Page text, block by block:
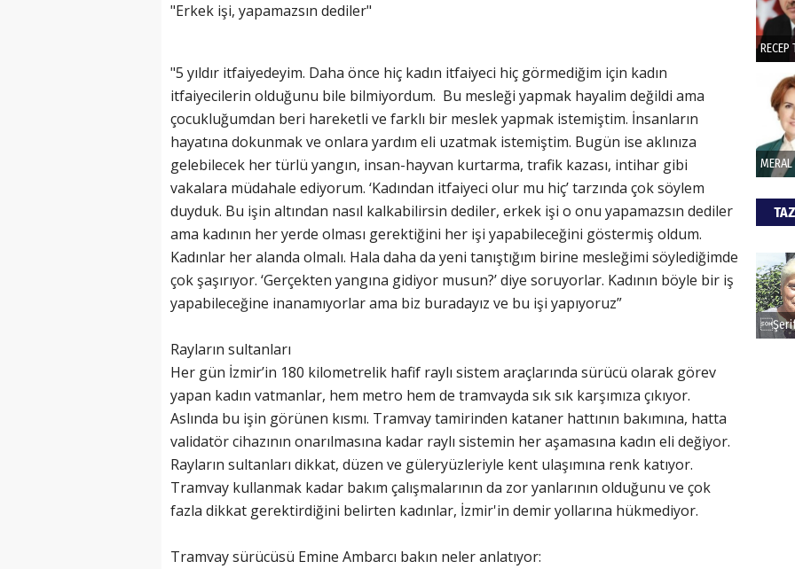
"Erkek işi, yapamazsın dediler"
"5 yıldır itfaiyedeyim. Daha önce hiç kadın itfaiyeci hiç görmediğim için kadın
itfaiyecilerin olduğunu bile bilmiyordum. Bu mesleği yapmak hayalim değildi ama
çocukluğumdan beri hareketli ve farklı bir meslek yapmak istemiştim. İnsanların
hayatına dokunmak ve onlara yardım eli uzatmak istemiştim. Bugün ise aklınıza
gelebilecek her türlü yangın, insan-hayvan kurtarma, trafik kazası, intihar gibi
vakalara müdahale ediyorum. ‘Kadından itfaiyeci olur mu hiç’ tarzında çok söylem
duyduk. Bu işin altından nasıl kalkabilirsin dediler, erkek işi o onu yapamazsın dediler
ama kadının her yerde olması gerektiğini her işi yapabileceğini göstermiş oldum.
Kadınlar her alanda olmalı. Hala daha da yeni tanıştığım birine mesleğimi söylediğimde
çok şaşırıyor. ‘Gerçekten yangına gidiyor musun?’ diye soruyorlar. Kadının böyle bir iş
yapabileceğine inanamıyorlar ama biz buradayız ve bu işi yapıyoruz”
Rayların sultanları
Her gün İzmir’in 180 kilometrelik hafif raylı sistem araçlarında sürücü olarak görev
yapan kadın vatmanlar, hem metro hem de tramvayda sık sık karşımıza çıkıyor.
Aslında bu işin görünen kısmı. Tramvay tamirinden kataner hattının bakımına, hatta
validatör cihazının onarılmasına kadar raylı sistemin her aşamasına kadın eli değiyor.
Rayların sultanları dikkat, düzen ve güleryüzleriyle kent ulaşımına renk katıyor.
Tramvay kullanmak kadar bakım çalışmalarının da zor yanlarının olduğunu ve çok
fazla dikkat gerektirdiğini belirten kadınlar, İzmir'in demir yollarına hükmediyor.
Tramvay sürücüsü Emine Ambarcı bakın neler anlatıyor:
İade